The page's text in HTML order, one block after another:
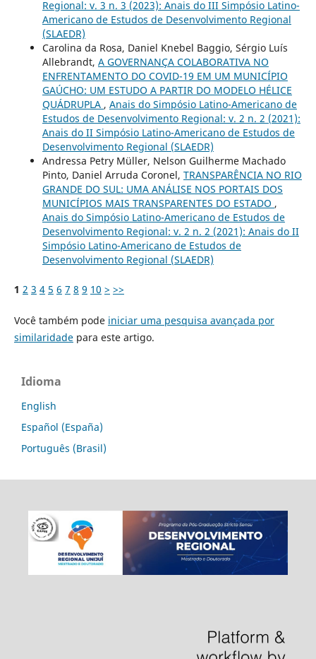
Regional: v. 3 n. 3 (2023): Anais do III Simpósio Latino-
Americano de Estudos de Desenvolvimento Regional
(SLAEDR)
Carolina da Rosa, Daniel Knebel Baggio, Sérgio Luís
Allebrandt, A GOVERNANÇA COLABORATIVA NO
ENFRENTAMENTO DO COVID-19 EM UM MUNICÍPIO
GAÚCHO: UM ESTUDO A PARTIR DO MODELO HÉLICE
QUÁDRUPLA , Anais do Simpósio Latino-Americano de
Estudos de Desenvolvimento Regional: v. 2 n. 2 (2021):
Anais do II Simpósio Latino-Americano de Estudos de
Desenvolvimento Regional (SLAEDR)
Andressa Petry Müller, Nelson Guilherme Machado
Pinto, Daniel Arruda Coronel, TRANSPARÊNCIA NO RIO
GRANDE DO SUL: UMA ANÁLISE NOS PORTAIS DOS
MUNICÍPIOS MAIS TRANSPARENTES DO ESTADO ,
Anais do Simpósio Latino-Americano de Estudos de
Desenvolvimento Regional: v. 2 n. 2 (2021): Anais do II
Simpósio Latino-Americano de Estudos de
Desenvolvimento Regional (SLAEDR)
1 2 3 4 5 6 7 8 9 10 > >>
Você também pode iniciar uma pesquisa avançada por
similaridadepara este artigo.
Idioma
English
Español (España)
Português (Brasil)